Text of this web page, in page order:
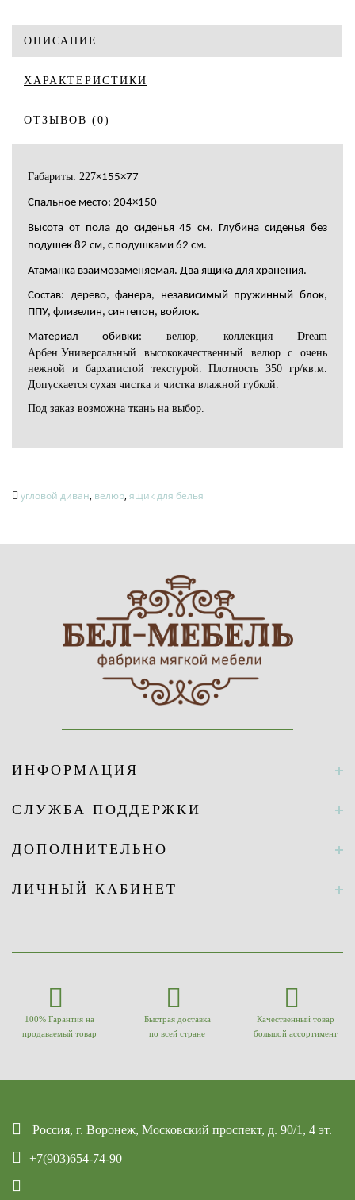
ОПИСАНИЕ
ХАРАКТЕРИСТИКИ
ОТЗЫВОВ (0)
Габариты: 227×155×77
Спальное место: 204×150
Высота от пола до сиденья 45 см. Глубина сиденья без
подушек 82 см, с подушками 62 см.
Атаманка взаимозаменяемая. Два ящика для хранения.
Состав: дерево, фанера, независимый пружинный блок,
ППУ, флизелин, синтепон, войлок.
Материал обивки: велюр, коллекция Dream
Арбен.Универсальный высококачественный велюр с очень
нежной и бархатистой текстурой. Плотность 350 гр/кв.м.
Допускается сухая чистка и чистка влажной губкой.
Под заказ возможна ткань на выбор.
угловой диван, велюр, ящик для белья
ИНФОРМАЦИЯ
СЛУЖБА ПОДДЕРЖКИ
ДОПОЛНИТЕЛЬНО
ЛИЧНЫЙ КАБИНЕТ
100% Гарантия на
продаваемый товар
Быстрая доставка
по всей стране
Качественный товар
большой ассортимент
Россия, г. Воронеж, Московский проспект, д. 90/1, 4 эт.
+7(903)654-74-90